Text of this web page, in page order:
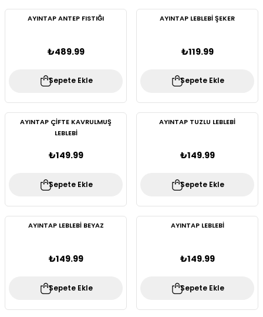
AYINTAP ANTEP FISTIĞI
₺489.99
Sepete Ekle
AYINTAP LEBLEBİ ŞEKER
₺119.99
Sepete Ekle
AYINTAP ÇİFTE KAVRULMUŞ
LEBLEBİ
₺149.99
Sepete Ekle
AYINTAP TUZLU LEBLEBİ
₺149.99
Sepete Ekle
AYINTAP LEBLEBİ BEYAZ
₺149.99
Sepete Ekle
AYINTAP LEBLEBİ
₺149.99
Sepete Ekle